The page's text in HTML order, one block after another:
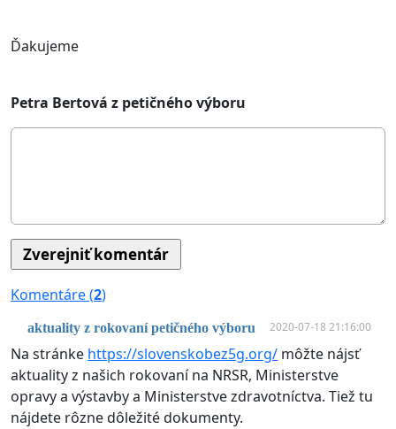
Ďakujeme
Petra Bertová z petičného výboru
Komentáre (2)
aktuality z rokovaní petičného výboru 2020-07-18 21:16:00
Na stránke https://slovenskobez5g.org/ môžte nájsť
aktuality z našich rokovaní na NRSR, Ministerstve
opravy a výstavby a Ministerstve zdravotníctva. Tiež tu
nájdete rôzne dôležité dokumenty.